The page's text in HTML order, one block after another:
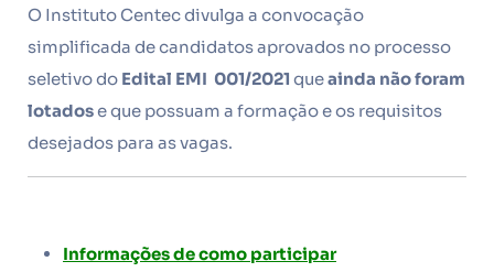
O Instituto Centec divulga a convocação
simplificada de candidatos aprovados no processo
seletivo do Edital EMI 001/2021 queainda não foram
lotadose que possuam a formação e os requisitos
desejados para as vagas.
Informações de como participar